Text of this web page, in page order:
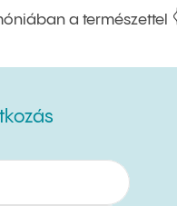
a természettel